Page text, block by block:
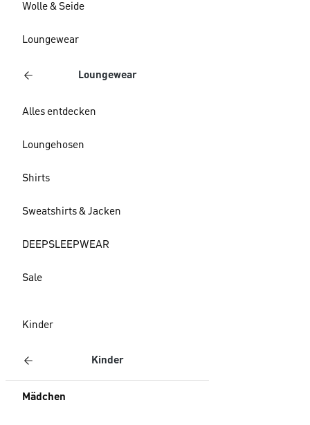
Wolle & Seide
Loungewear
Loungewear
Alles entdecken
Loungehosen
Shirts
Sweatshirts & Jacken
DEEPSLEEPWEAR
Sale
Kinder
Kinder
Mädchen